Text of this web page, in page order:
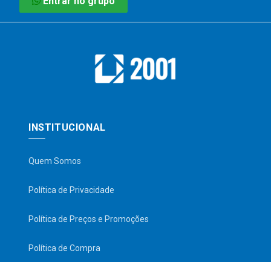
INSTITUCIONAL
Quem Somos
Política de Privacidade
Política de Preços e Promoções
Política de Compra